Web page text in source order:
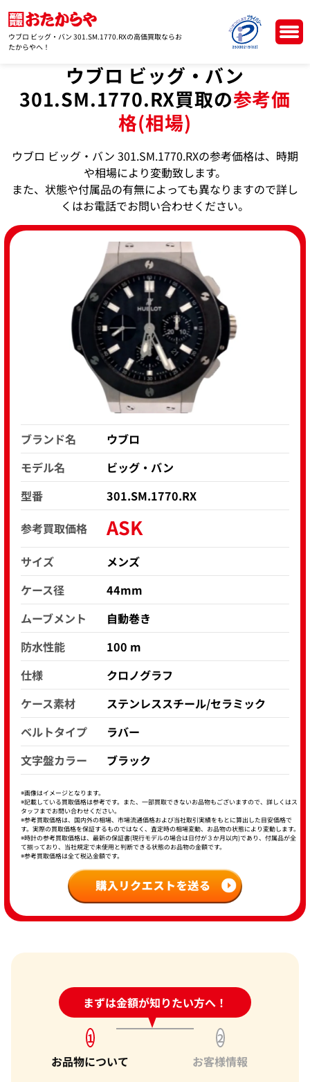
ウブロ ビッグ・バン 301.SM.1770.RXの高価買取ならお
たからやへ！
ウブロ ビッグ・バン
301.SM.1770.RX買取の参考価
格(相場)
ウブロ ビッグ・バン 301.SM.1770.RXの参考価格は、時期
や相場により変動致します。
また、状態や付属品の有無によっても異なりますので詳し
くはお電話でお問い合わせください。
ブランド名
ウブロ
モデル名
ビッグ・バン
型番
301.SM.1770.RX
参考買取価格
ASK
サイズ
メンズ
ケース径
44mm
ムーブメント
自動巻き
防水性能
100 m
仕様
クロノグラフ
ケース素材
ステンレススチール/セラミック
ベルトタイプ
ラバー
文字盤カラー
ブラック
※画像はイメージとなります。
※記載している買取価格は参考です。また、一部買取できないお品物もございますので、詳しくはス
タッフまでお問い合わせください。
※参考買取価格は、国内外の相場、市場流通価格および当社取引実績をもとに算出した目安価格で
す。実際の買取価格を保証するものではなく、査定時の相場変動、お品物の状態により変動します。
※時計の参考買取価格は、最新の保証書(現行モデルの場合は日付が３か月以内)であり、付属品が全
て揃っており、当社規定で未使用と判断できる状態のお品物の金額です。
※参考買取価格は全て税込金額です。
まずは金額が知りたい方へ！
24時間受付中!問い合わせフォーム
1
お品物について
2
お客様情報